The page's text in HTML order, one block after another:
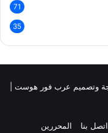
71
35
اتصل بنا المحررين